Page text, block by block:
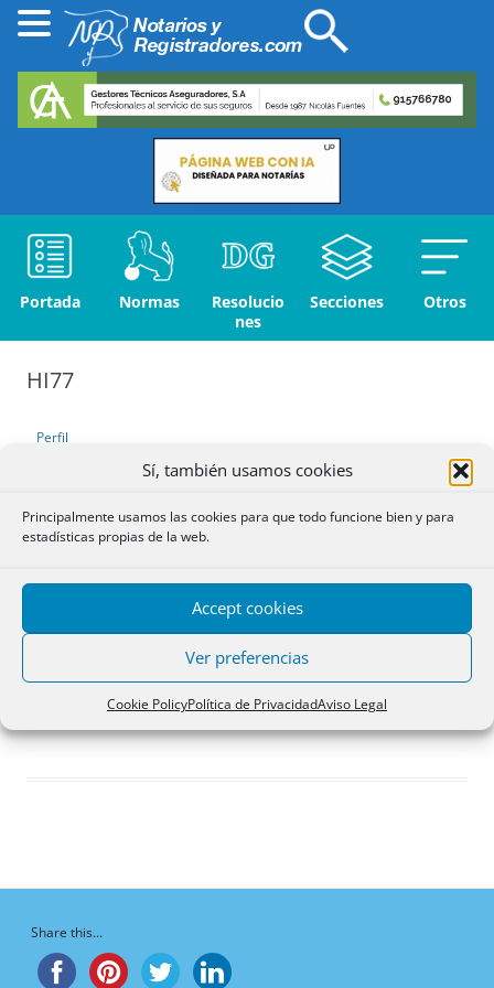
Sí, también usamos cookies
Principalmente usamos las cookies para que todo funcione bien y para
estadísticas propias de la web.
Accept cookies
Ver preferencias
Cookie PolicyPolítica de PrivacidadAviso Legal
Portada Normas
Resolucio
nes
Secciones Otros
HI77
Perfil
Debates iniciados
Respuestas creadas
Participaciones
Favoritos
iniciados
¡Vaya, no hay debates aquí!
Share this...